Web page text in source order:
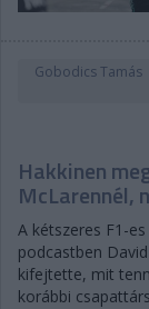
Gobodics Tamás
Hakkinen
McLarennél,
A kétszeres F1-
podcastben
kifejtette, mit
korábbi